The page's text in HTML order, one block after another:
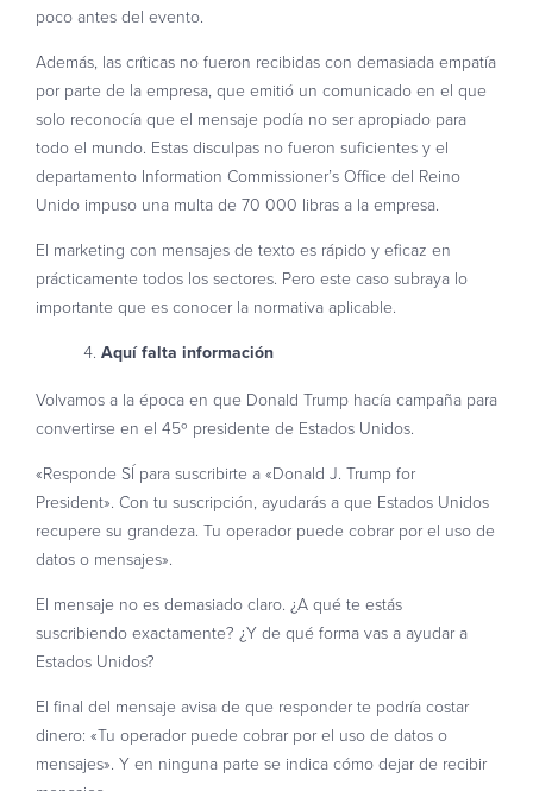
poco antes del evento.
Además, las críticas no fueron recibidas con demasiada empatía
por parte de la empresa, que emitió un comunicado en el que
solo reconocía que el mensaje podía no ser apropiado para
todo el mundo. Estas disculpas no fueron suficientes y el
departamento Information Commissioner’s Office del Reino
Unido impuso una multa de 70 000 libras a la empresa.
El marketing con mensajes de texto es rápido y eficaz en
prácticamente todos los sectores. Pero este caso subraya lo
importante que es conocer la normativa aplicable.
Aquí falta información
Volvamos a la época en que Donald Trump hacía campaña para
convertirse en el 45º presidente de Estados Unidos.
«Responde SÍ para suscribirte a «Donald J. Trump for
President». Con tu suscripción, ayudarás a que Estados Unidos
recupere su grandeza. Tu operador puede cobrar por el uso de
datos o mensajes».
El mensaje no es demasiado claro. ¿A qué te estás
suscribiendo exactamente? ¿Y de qué forma vas a ayudar a
Estados Unidos?
El final del mensaje avisa de que responder te podría costar
dinero: «Tu operador puede cobrar por el uso de datos o
mensajes». Y en ninguna parte se indica cómo dejar de recibir